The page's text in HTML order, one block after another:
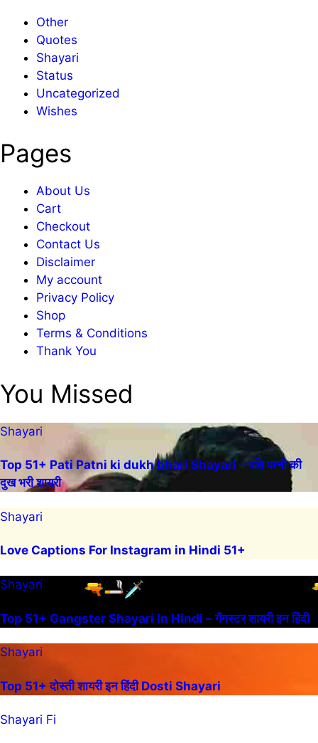
Other
Quotes
Shayari
Status
Uncategorized
Wishes
Pages
About Us
Cart
Checkout
Contact Us
Disclaimer
My account
Privacy Policy
Shop
Terms & Conditions
Thank You
You Missed
Shayari
Top 51+ Pati Patni ki dukh bhari Shayari – पति पत्नी की
दुख भरी शायरी
Shayari
Love Captions For Instagram in Hindi 51+
Shayari
Top 51+ Gangster Shayari In Hindi – गैंगस्टर शायरी इन हिंदी
Shayari
Top 51+ दोस्ती शायरी इन हिंदी Dosti Shayari
Shayari Fi